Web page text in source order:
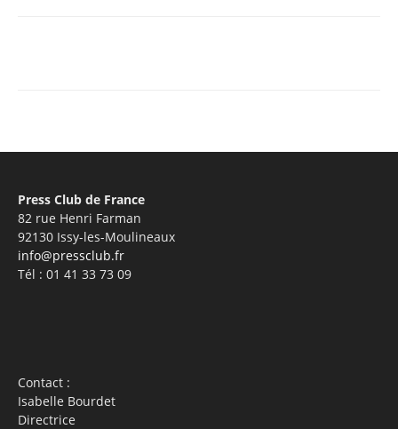
Press Club de France
82 rue Henri Farman
92130 Issy-les-Moulineaux
info@pressclub.fr
Tél : 01 41 33 73 09
Contact :
Isabelle Bourdet
Directrice